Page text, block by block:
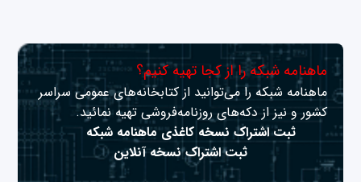
ماهنامه شبکه را از کجا تهیه کنیم؟
ماهنامه شبکه را می‌توانید از کتابخانه‌های عمومی سراسر
کشور و نیز از دکه‌های روزنامه‌فروشی تهیه نمائید.
ثبت اشتراک نسخه کاغذی ماهنامه شبکه
ثبت اشتراک نسخه آنلاین